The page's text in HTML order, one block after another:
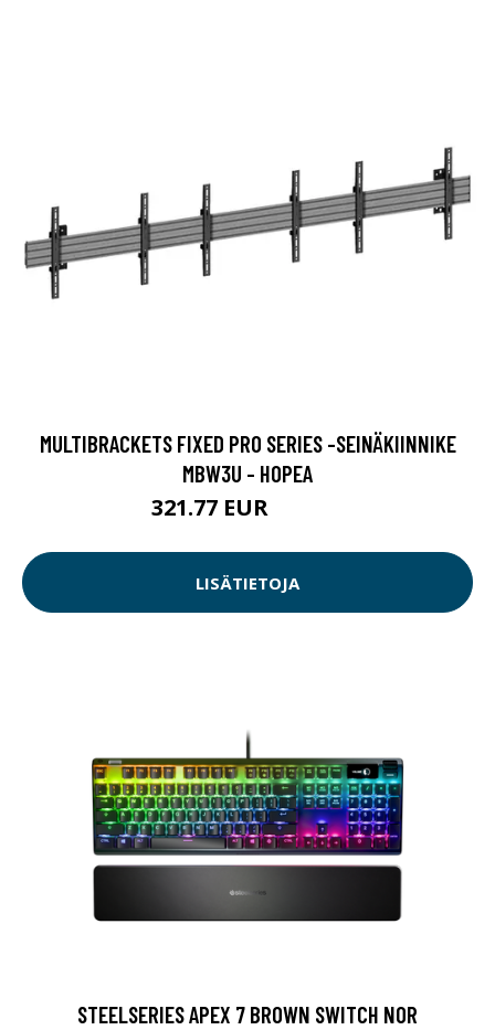
MULTIBRACKETS FIXED PRO SERIES -SEINÄKIINNIKE
MBW3U - HOPEA
321.77 EUR
LISÄTIETOJA
STEELSERIES APEX 7 BROWN SWITCH NOR